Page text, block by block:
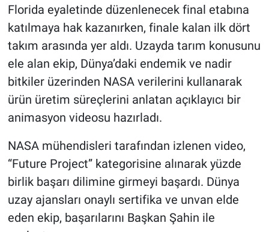
Florida eyaletinde düzenlenecek final etabına
katılmaya hak kazanırken, finale kalan ilk dört
takım arasında yer aldı. Uzayda tarım konusunu
ele alan ekip, Dünya’daki endemik ve nadir
bitkiler üzerinden NASA verilerini kullanarak
ürün üretim süreçlerini anlatan açıklayıcı bir
animasyon videosu hazırladı.
NASA mühendisleri tarafından izlenen video,
“Future Project” kategorisine alınarak yüzde
birlik başarı dilimine girmeyi başardı. Dünya
uzay ajansları onaylı sertifika ve unvan elde
eden ekip, başarılarını Başkan Şahin ile